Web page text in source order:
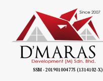
SSM - 201901004775 (1314102-X)